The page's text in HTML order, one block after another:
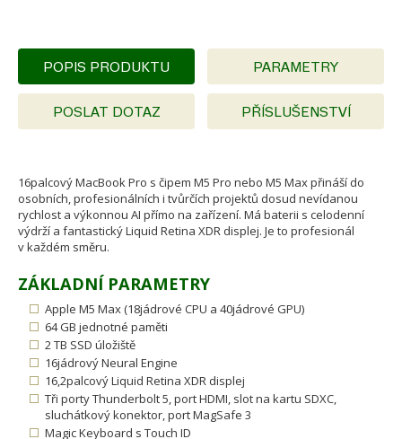
POPIS PRODUKTU PARAMETRY
POSLAT DOTAZ PŘÍSLUŠENSTVÍ
16palcový MacBook Pro s čipem M5 Pro nebo M5 Max přináší do
osobních, profesionálních i tvůrčích projektů dosud nevídanou
rychlost a výkonnou AI přímo na zařízení. Má baterii s celodenní
výdrží a fantastický Liquid Retina XDR displej. Je to profesionál
v každém směru.
ZÁKLADNÍ PARAMETRY
Apple M5 Max (18jádrové CPU a 40jádrové GPU)
64 GB jednotné paměti
2 TB SSD úložiště
16jádrový Neural Engine
16,2palcový Liquid Retina XDR displej
Tři porty Thunderbolt 5, port HDMI, slot na kartu SDXC,
sluchátkový konektor, port MagSafe 3
Magic Keyboard s Touch ID